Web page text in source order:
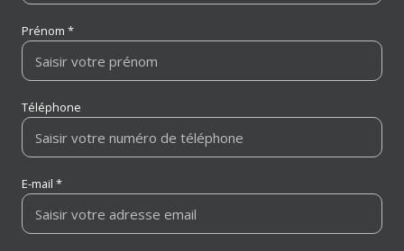
Prénom *
Téléphone
E-mail *